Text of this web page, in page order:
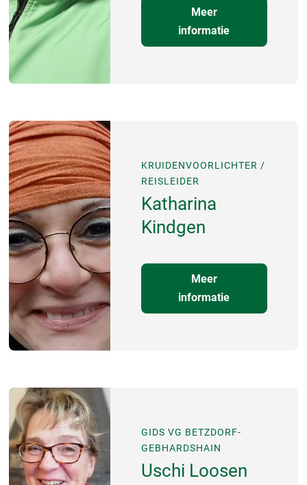
Meer
informatie
KRUIDENVOORLICHTER /
REISLEIDER
Katharina
Kindgen
Meer
informatie
GIDS VG BETZDORF-
GEBHARDSHAIN
Uschi Loosen